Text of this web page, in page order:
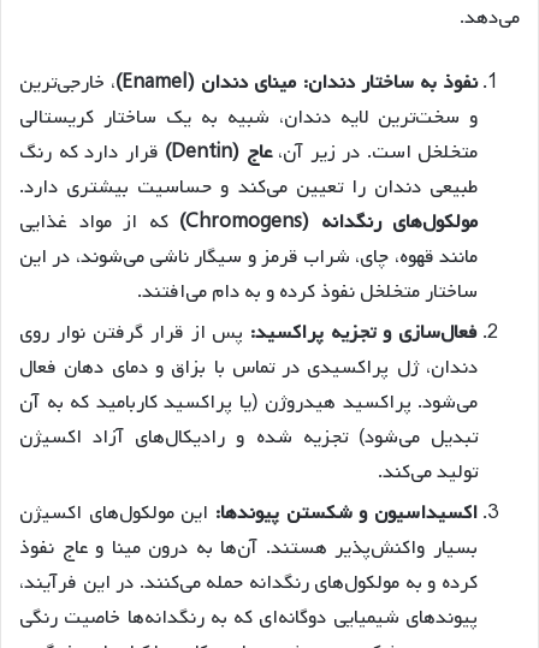
می‌دهد.
نفوذ به ساختار دندان: مینای دندان (Enamel)
، خارجی‌ترین
و سخت‌ترین لایه دندان، شبیه به یک ساختار کریستالی
متخلخل است. در زیر آن،عاج (Dentin)
قرار دارد که رنگ
طبیعی دندان را تعیین می‌کند و حساسیت بیشتری دارد.
مولکول‌های رنگدانه (Chromogens)
که از مواد غذایی
مانند قهوه، چای، شراب قرمز و سیگار ناشی می‌شوند، در این
ساختار متخلخل نفوذ کرده و به دام می‌افتند.
فعال‌سازی و تجزیه پراکسید: پس از قرار گرفتن نوار روی
دندان، ژل پراکسیدی در تماس با بزاق و دمای دهان فعال
می‌شود. پراکسید هیدروژن (یا پراکسید کاربامید که به آن
تبدیل می‌شود) تجزیه شده و رادیکال‌های آزاد اکسیژن
تولید می‌کند.
اکسیداسیون و شکستن پیوندها: این مولکول‌های اکسیژن
بسیار واکنش‌پذیر هستند. آن‌ها به درون مینا و عاج نفوذ
کرده و به مولکول‌های رنگدانه حمله می‌کنند. در این فرآیند،
پیوندهای شیمیایی دوگانه‌ای که به رنگدانه‌ها خاصیت رنگی